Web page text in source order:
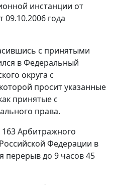
инстанции от
09.10.2006 года
с принятыми
в Федеральный
округа с
просит указанные
принятые с
права.
163Арбитражного
Федерации в
перерыв до 9 часов 45